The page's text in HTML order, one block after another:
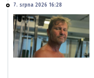
7. srpna 2026 16:28